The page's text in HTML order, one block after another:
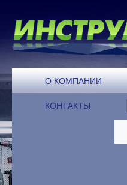
О КОМПАНИИ
КОНТАКТЫ